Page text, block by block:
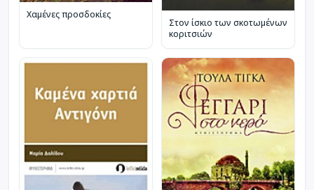
Χαμένες προσδοκίες
Στον ίσκιο των σκοτωμένων
κοριτσιών